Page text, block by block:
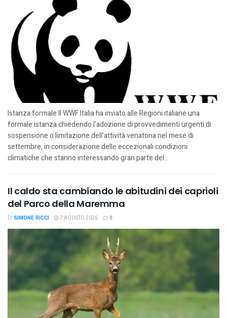
Istanza formale Il WWF Italia ha inviato alle Regioni italiane una
formale istanza chiedendo l’adozione di provvedimenti urgenti di
sospensione o limitazione dell’attività venatoria nel mese di
settembre, in considerazione delle eccezionali condizioni
climatiche che stanno interessando gran parte del...
Il caldo sta cambiando le abitudini dei caprioli
del Parco della Maremma
DI SIMONE RICCI 7 AGOSTO 2026 0